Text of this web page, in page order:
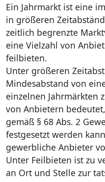
Ein Jahrmarkt ist eine
in größeren
zeitlich begrenzte
eine Vielzahl von
feilbieten.
Unter größeren
Mindesabstand von
einzelnen Jahrmärkten
von Anbietern
gemäß § 68 Abs. 2
festgesetzt werden
gewerbliche Anbieter
Unter Feilbieten ist zu
an Ort und Stelle zur